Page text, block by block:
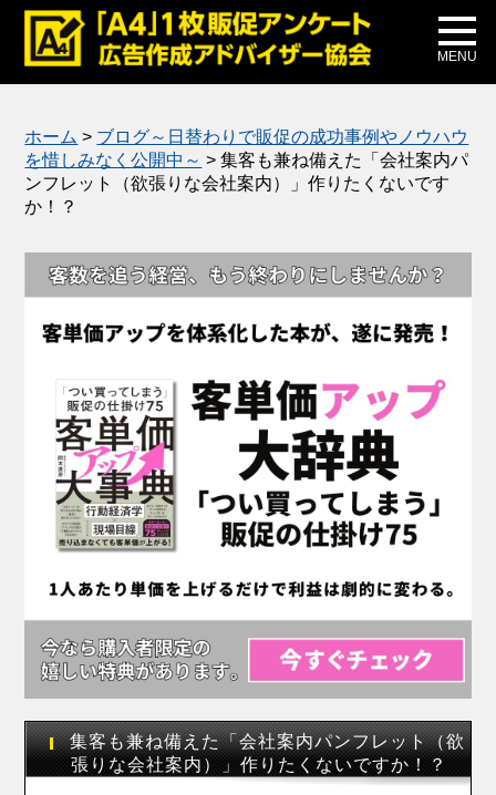
MENU
メディア掲載
公式ブログ
ホーム > ブログ～日替わりで販促の成功事例やノウハウ
を惜しみなく公開中～ >集客も兼ね備えた「会社案内パ
ンフレット（欲張りな会社案内）」作りたくないです
か！？
集客も兼ね備えた「会社案内パンフレット（欲
張りな会社案内）」作りたくないですか！？